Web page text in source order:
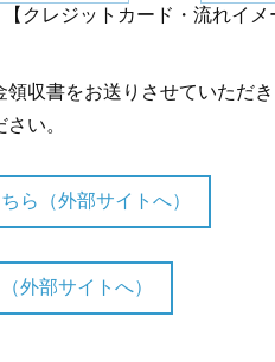
【クレジットカード・流れイメ
収書をお送りさせていただ
い。
ら（外部サイトへ）
外部サイトへ）